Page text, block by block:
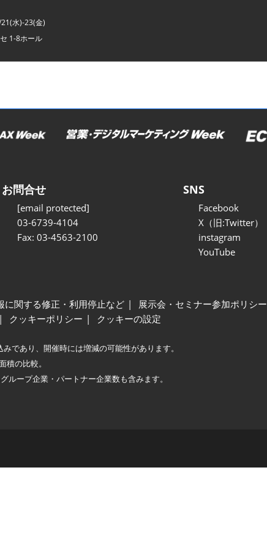
水)-23(金)
1-8ホール
お問合せ
[email protected]
03-6739-4104
Fax: 03-4563-2100
SNS
Facebook
X（旧:Twitter）
instagram
YouTube
に関する修正・利用停止など 展示会・セミナー参加ポリシー
クッキーポリシー クッキーの設定
であり、開催時には増減の可能性があります。
の比較。
ープ企業・パートナー企業数も含みます。